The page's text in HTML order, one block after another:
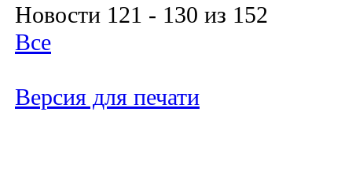
Новости 121 - 130 из 152
Все
Версия для печати